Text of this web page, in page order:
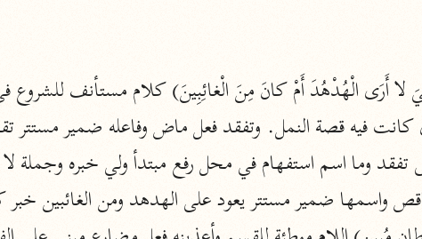
الواحدي (٤٦٨ هـ)
نحو ٢٢ مجلدًا
إرشاد العقل السليم
أبو السعود (٩٨٢ هـ)
نحو ٩ مجلدات
آثار